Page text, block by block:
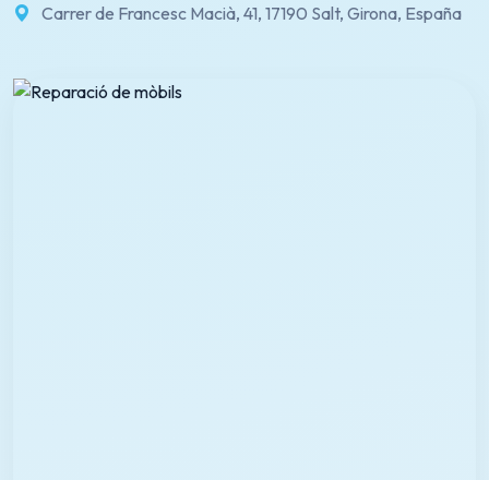
Carrer de Francesc Macià, 41, 17190 Salt, Girona, España